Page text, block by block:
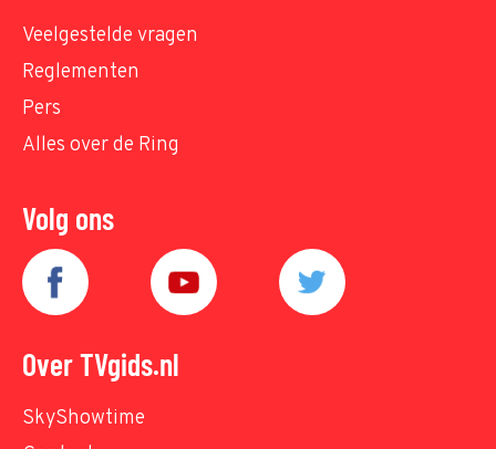
Veelgestelde vragen
Reglementen
Pers
Alles over de Ring
Volg ons
Over TVgids.nl
SkyShowtime